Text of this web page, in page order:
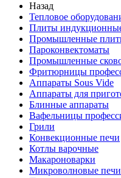
Назад
Тепловое
Плиты
Промышленные
Пароконвектоматы
Промышленные
Фритюрницы
Аппараты Sous Vide
Аппараты для
Блинные аппараты
Вафельницы
Грили
Конвекционные печи
Котлы варочные
Макароноварки
Микроволновые печи